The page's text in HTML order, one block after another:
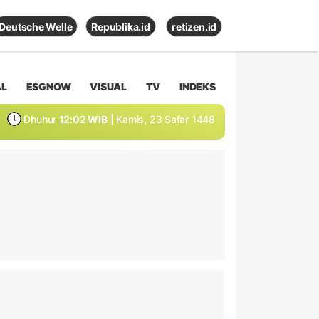
Deutsche Welle Republika.id retizen.id
ESGNOW VISUAL TV INDEKS
Dhuhur 12:02 WIB | Kamis, 23 Safar 1448